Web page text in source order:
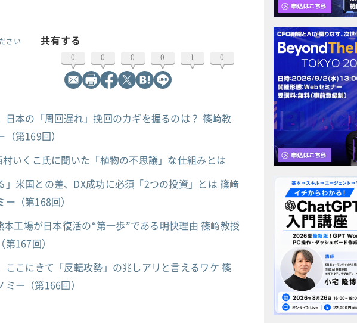
さい
共有する
0 0 0 0 1 0
日本の「周回遅れ」挽回のカギを握るのは？ 篠﨑教
第169回）
いくこ氏に聞いた「植物の不思議」な仕組みとは
米国との差、DX成功に必須「2つの投資」とは 篠﨑
（第168回）
工場が日本復活の“第一歩”である明快理由 篠﨑教授
167回）
こにきて「反転攻勢」の兆しアリと言えるワケ 篠
ー（第166回）